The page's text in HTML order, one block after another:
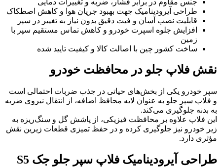
طراحی آیرودینامیک جهت بهبود جریان هوا و کاهش اصطکاک
قابلیت نصب آسان و فیت دقیق بدون نیاز به تغییر در سپر
افزایش جلوه اسپرت خودرو و کاهش تماس مستقیم سپر با
زمین
ساخت کشور چین با اصالت کالا و کیفیت تایید شده
نقش فلاپ جلو در محافظت خودرو
سپر خودرو یکی از بخش‌های حیاتی در جذب ضربات احتمالی است
و فلاپ سپر جلو به عنوان لایه محافظ اضافه، از انتقال نیروی ضربه
به بدنه جلوگیری می‌کند.
این فلاپ علاوه بر محافظت فیزیکی، از پاشش گل و سنگ‌ریزه به
زیر خودرو نیز جلوگیری کرده و در حفظ تمیزی قطعات زیرین نقش
مؤثری دارد.
طراحی آیرودینامیک فلاپ سپر جلو جک S5